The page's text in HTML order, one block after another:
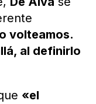
volteamos.
al definirlo
«el